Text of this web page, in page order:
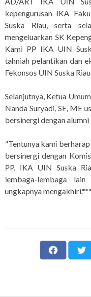
kepengurusan IKA
Suska Riau, serta
mengeluarkan SK
Kami PP IKA UIN
tahniah pelantikan dan
Fekonsos UIN Suska
Selanjutnya, Ketua
Nanda Suryadi, SE, ME
bersinergi dengan alumni
"Tentunya kami
bersinergi dengan
PP. IKA UIN Suska
lembaga-lembaga
ungkapnya